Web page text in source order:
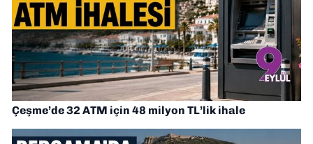
Çeşme’de 32 ATM için 48 milyon TL’lik ihale